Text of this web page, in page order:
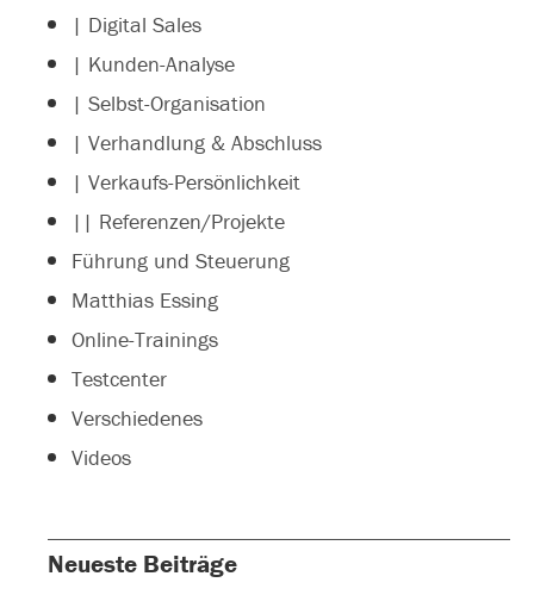
| Digital Sales
| Kunden-Analyse
| Selbst-Organisation
| Verhandlung & Abschluss
| Verkaufs-Persönlichkeit
|| Referenzen/Projekte
Führung und Steuerung
Matthias Essing
Online-Trainings
Testcenter
Verschiedenes
Videos
Neueste Beiträge